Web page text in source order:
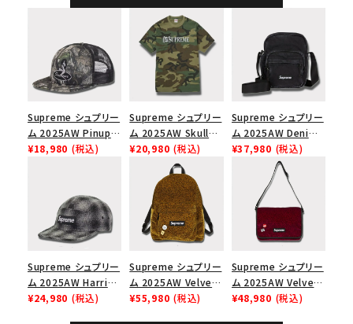
Supreme シュプリー
ム 2025AW Pinup
Mesh Back 5-Panel
ップ トゥルーティン
バーHTC フォールカ
¥18,980 (税込)
Supreme シュプリー
ム 2025AW Skull
Tee スカル Tシャ
ツ ウッドランドカモ
¥20,980 (税込)
Supreme シュプリー
ム 2025AW Denim
Shoulder Bag デニ
ム ショルダーバッグ
¥37,980 (税込)
Supreme シュプリー
ム 2025AW Harris
Tweed Camp Cap
¥24,980 (税込)
Supreme シュプリー
ム 2025AW Velvet
Backpack ベルベッ
¥55,980 (税込)
Supreme シュプリー
ム 2025AW Velvet
Small Messenger
¥48,980 (税込)